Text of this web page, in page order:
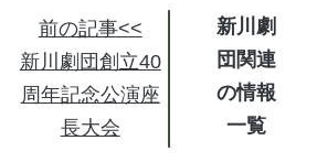
前の記事<<
新川劇団創立40
周年記念公演座
長大会
新川劇
団関連
の情報